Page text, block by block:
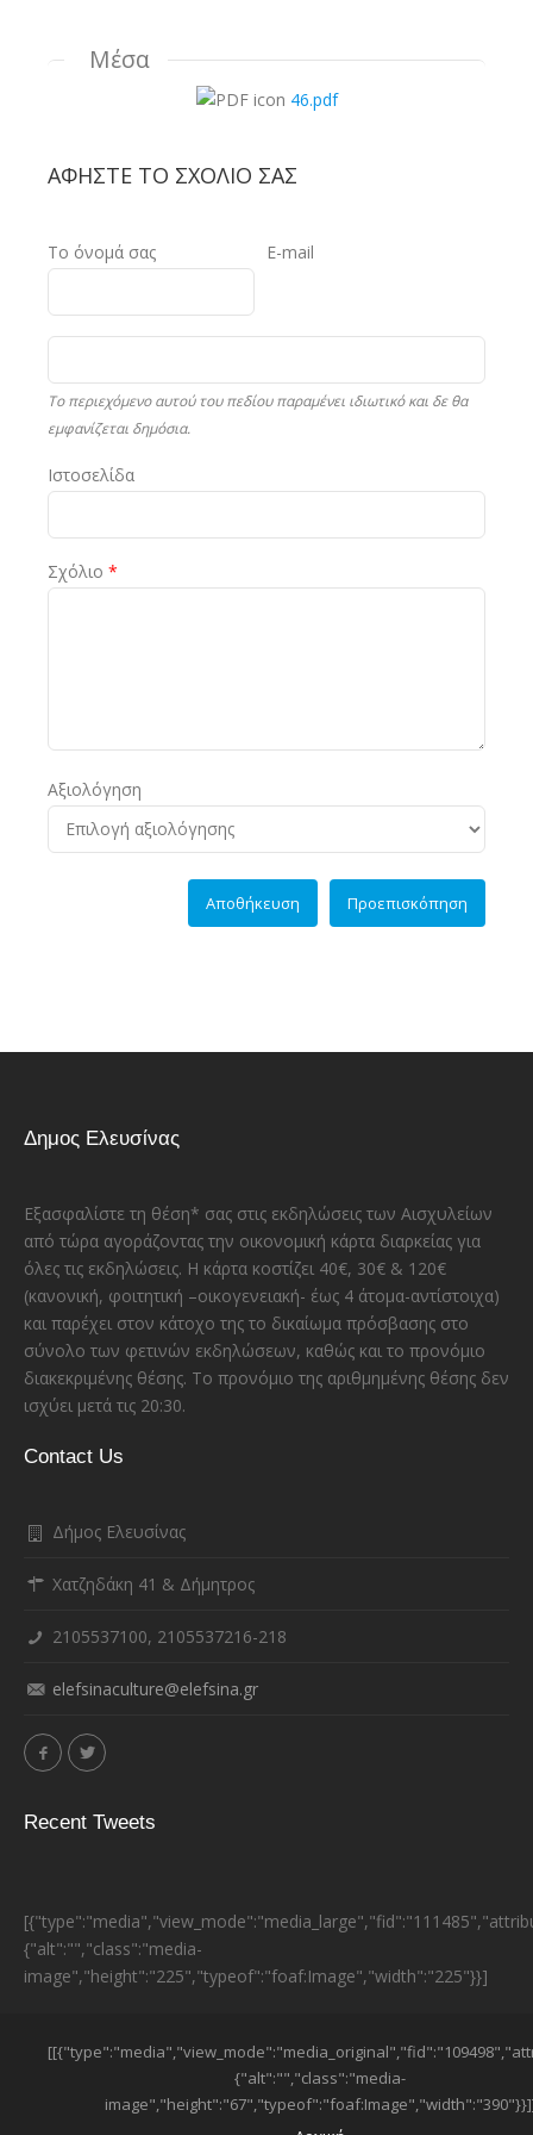
Μέσα
46.pdf
ΑΦΉΣΤΕ ΤΟ ΣΧΌΛΙΟ ΣΑΣ
Το όνομά σας E-mail
Το περιεχόμενο αυτού του πεδίου παραμένει ιδιωτικό και δε θα
εμφανίζεται δημόσια.
Ιστοσελίδα
Σχόλιο *
Αξιολόγηση
Δημος Ελευσίνας
Εξασφαλίστε τη θέση* σας στις εκδηλώσεις των Αισχυλείων
από τώρα αγοράζοντας την οικονομική κάρτα διαρκείας για
όλες τις εκδηλώσεις. Η κάρτα κοστίζει 40€, 30€ & 120€
(κανονική, φοιτητική –οικογενειακή- έως 4 άτομα-αντίστοιχα)
και παρέχει στον κάτοχο της το δικαίωμα πρόσβασης στο
σύνολο των φετινών εκδηλώσεων, καθώς και το προνόμιο
διακεκριμένης θέσης. Το προνόμιο της αριθμημένης θέσης δεν
ισχύει μετά τις 20:30.
Contact Us
Δήμος Ελευσίνας
Χατζηδάκη 41 & Δήμητρος
2105537100, 2105537216-218
elefsinaculture@elefsina.gr
Recent Tweets
{"alt":"","class":"media-
image","height":"225","typeof":"foaf:Image","width":"225"}}]
ESPA BANNER
{"alt":"","class":"media-